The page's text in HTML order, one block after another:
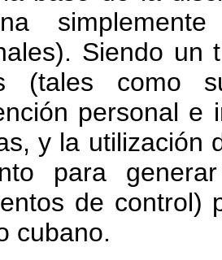
Siendo un
(tales como
personal e
y la utilización
para
de control)
cubano.